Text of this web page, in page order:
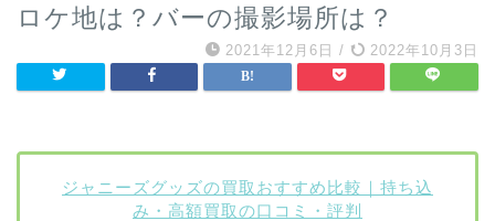
ロケ地は？バーの撮影場所は？
2021年12月6日 / 2022年10月3日
ジャニーズグッズの買取おすすめ比較｜持ち込
み・高額買取の口コミ・評判